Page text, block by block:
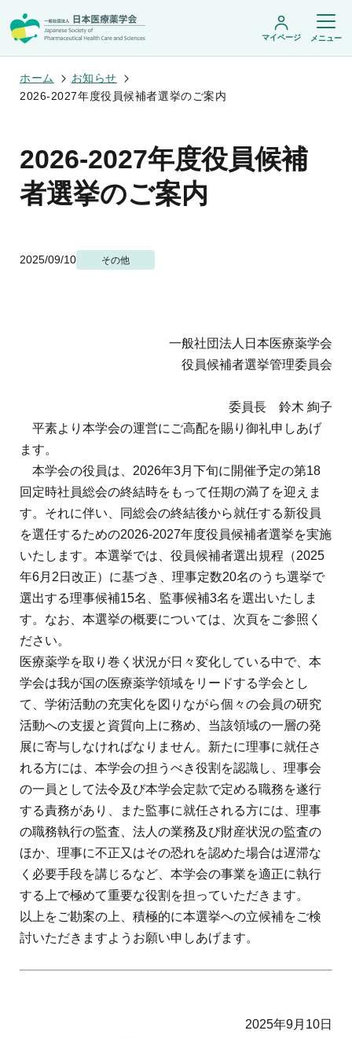
日本医療薬学会についてトップ
会頭挨拶
設立趣旨・活動概要
沿革・あゆみ
規程・細則
学術集会・セミナー
開催予定のイベント一覧
フレッシャーズ・カンファランス
臨床研究セミナー
JPHCS（英文誌）
専門薬剤師制度
会員限定情報
マイページ
入会・各種手続き
English
マイページ メニュー
ホーム
お知らせ
2026-2027年度役員候補者選挙のご案内
2026-2027年度役員候補
者選挙のご案内
2025/09/10 その他
一般社団法人日本医療薬学会
役員候補者選挙管理委員会
委員長 鈴木 絢子
平素より本学会の運営にご高配を賜り御礼申しあげ
ます。
本学会の役員は、 2026年3月下旬に開催予定の第18
回定時社員総会の終結時をもって任期の満了を迎えま
す。それに伴い、同総会の終結後から就任する新役員
を選任するための2026-2027年度役員候補者選挙を実施
いたします。本選挙では、役員候補者選出規程（2025
年6月 2 日改正）に基づき、理事定数20名のうち選挙で
選出する理事候補15名、監事候補3名を選出いたしま
す。なお、本選挙の概要については、次頁をご参照く
ださい。
医療薬学を取り巻く状況が日々変化している中で、本
学会は我が国の医療薬学領域をリードする学会とし
て、学術活動の充実化を図りながら個々の会員の研究
活動への支援と資質向上に務め、当該領域の一層の発
展に寄与しなければなりません。新たに理事に就任さ
れる方には、本学会の担うべき役割を認識し、理事会
の一員として法令及び本学会定款で定める職務を遂行
する責務があり、また監事に就任される方には、理事
の職務執行の監査、法人の業務及び財産状況の監査の
ほか、理事に不正又はその恐れを認めた場合は遅滞な
く必要手段を講じるなど、本学会の事業を適正に執行
する上で極めて重要な役割を担っていただきます。
以上をご勘案の上、積極的に本選挙への立候補をご検
討いただきますようお願い申しあげます。
2025年9月10日